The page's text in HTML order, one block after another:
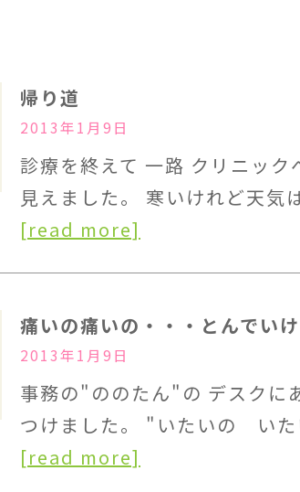
帰り道
2013年1月9日
診療を終えて 一路 クリニッ
見えました。 寒いけれど天
[read more]
痛いの痛いの・・・とんでい
2013年1月9日
事務の"ののたん"の デスクに
つけました。 "いたいの い
[read more]